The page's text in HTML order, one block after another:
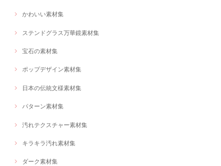
かわいい素材集
ステンドグラス万華鏡素材集
宝石の素材集
ポップデザイン素材集
日本の伝統文様素材集
パターン素材集
汚れテクスチャー素材集
キラキラ汚れ素材集
ダーク素材集